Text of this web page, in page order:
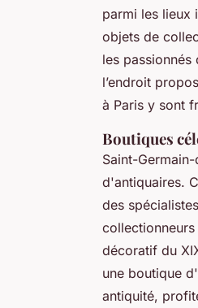
parmi les lieux
objets de
les passionnés
l’endroit
à Paris y sont
Boutiques
Saint-
d'antiquaires.
des
décoratif du
une boutique
antiquité,